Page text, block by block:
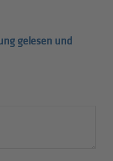
gelesen und